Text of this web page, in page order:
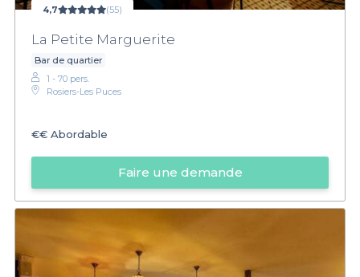
4,7 (55)
La Petite Marguerite
Bar de quartier
1 - 70 pers.
Rosiers-Les Puces
€€ Abordable
Faire une demande